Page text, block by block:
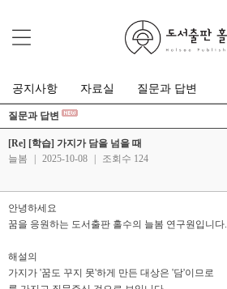
공지사항 자료실 질문과 답변
질문과 답변
[Re] [학습] 가지가 담을 넘을 때
늘봄
2025-10-08 조회수 124
안녕하세요
꿈을 응원하는 도서출판 홀수의 늘봄 연구원입니다.
해설의
가지가 '꿈도 꾸지 못'하게 만든 대상은 '담'이므로